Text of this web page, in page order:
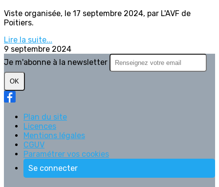
Viste organisée, le 17 septembre 2024, par L'AVF de
Poitiers.
Lire la suite...
9 septembre 2024
Je m'abonne à la newsletter
OK
Plan du site
Licences
Mentions légales
CGUV
Paramétrer vos cookies
Se connecter